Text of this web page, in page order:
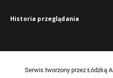
Historia przeglądania
Serwis tworzony przez Łódzką